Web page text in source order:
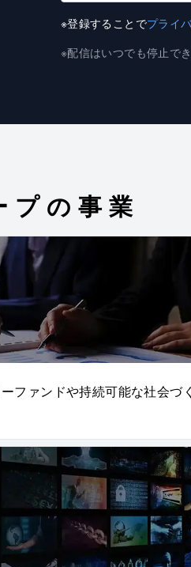
※登録することでプライ
※配信はいつでも停止で
プの事業
ファンドや持続可能な社会づ